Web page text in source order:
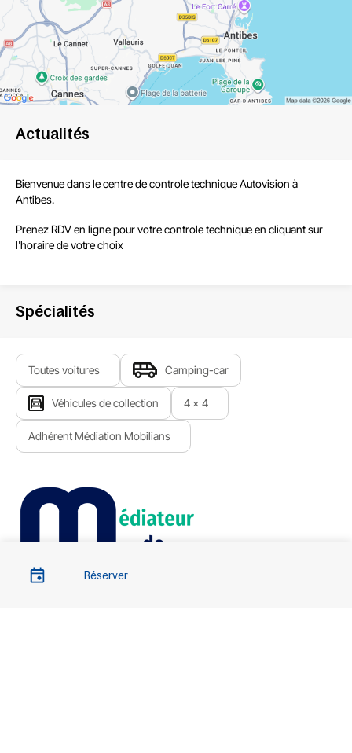
Actualités
Bienvenue dans le centre decontrole technique Autovision à
Antibes.
Prenez RDV en ligne pour votre controle techniqueen cliquant sur
l'horaire de votre choix
Spécialités
Toutes voitures Camping-car
Véhicules de collection 4 x 4
Adhérent Médiation Mobilians
Réserver